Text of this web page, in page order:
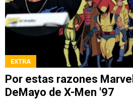
EXTRA
Por estas razones
DeMayo de X-Men '97